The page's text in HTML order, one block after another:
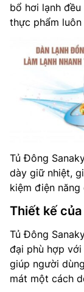
bổ hơi lạnh
thực phẩm
Tủ Đông
dày giữ nhiệt,
kiệm điện
Thiết kế
Tủ Đông
đại phù hợp
giúp người
mát một cách